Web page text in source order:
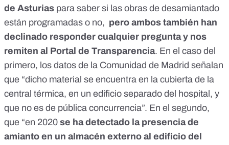
de Asturias para saber si las obras de desamiantado
están programadas o no, pero ambos también han
declinado responder cualquier pregunta y nos
remiten al Portal de Transparencia. En el caso del
primero, los datos de la Comunidad de Madrid señalan
que “dicho material se encuentra en la cubierta de la
central térmica, en un edificio separado del hospital, y
que no es de pública concurrencia”. En el segundo,
que “en 2020 se ha detectado la presencia de
amianto en un almacén externo al edificio del